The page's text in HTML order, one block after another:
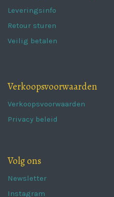
Leveringsinfo
Retour sturen
Veilig betalen
Verkoopsvoorwaarden
Verkoopsvoorwaarden
Privacy beleid
Volg ons
Newsletter
Instagram